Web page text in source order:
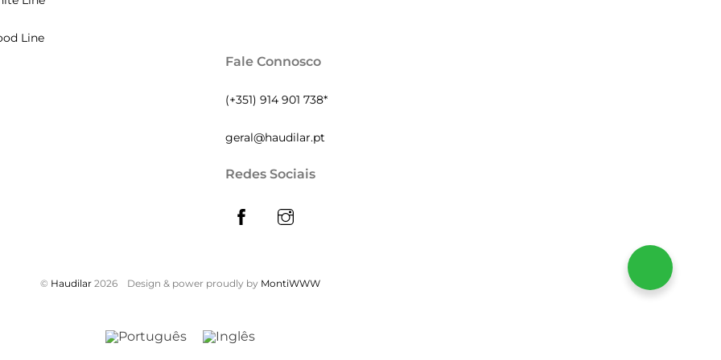
Line
Fale Connosco
(+351) 914 901 738*
geral@haudilar.pt
Redes Sociais
© Haudilar2026 Design & power proudly by MontiWWW